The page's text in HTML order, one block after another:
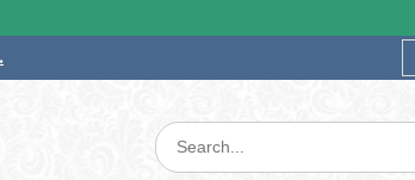
Search
for: